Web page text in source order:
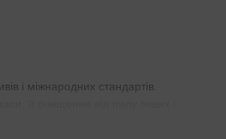
і міжнародних стандартів.